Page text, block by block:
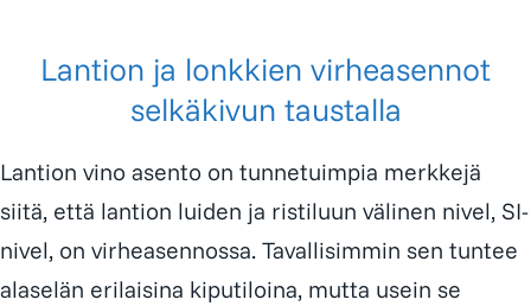
Lantion ja lonkkien virheasennot
selkäkivun taustalla
Lantion vino asento on tunnetuimpia merkkejä
siitä, että lantion luiden ja ristiluun välinen nivel, SI-
nivel, on virheasennossa. Tavallisimmin sen tuntee
alaselän erilaisina kiputiloina, mutta usein se